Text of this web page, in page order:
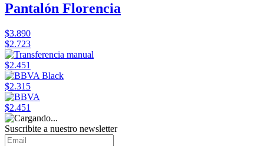
Pantalón Florencia
$3.890
$2.723
$2.451
$2.315
$2.451
Suscribite a nuestro newsletter